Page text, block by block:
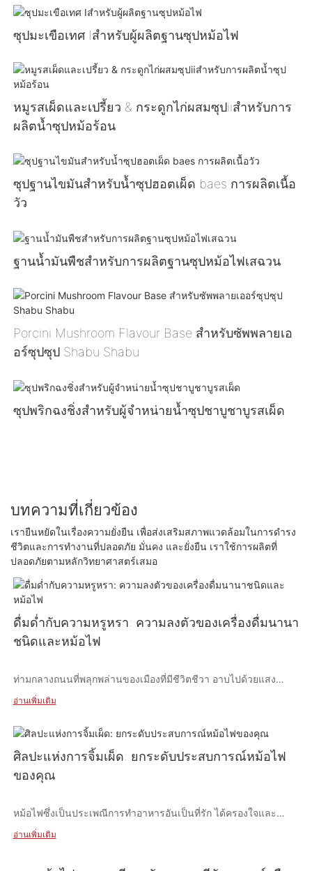
ซุปมะเขือเทศ Ⅰสำหรับผู้ผลิตฐานซุปหม้อไฟ
หมูรสเผ็ดและเปรี้ยว & กระดูกไก่ผสมซุปⅱสำหรับการ
ผลิตน้ำซุปหม้อร้อน
ซุปฐานไขมันสำหรับน้ำซุปฮอตเผ็ด baes การผลิตเนื้อ
วัว
ฐานน้ำมันพืชสำหรับการผลิตฐานซุปหม้อไฟเสฉวน
Porcini Mushroom Flavour Base สำหรับซัพพลายเอ
อร์ซุปซุป Shabu Shabu
ซุปพริกฉงชิ่งสำหรับผู้จำหน่ายน้ำซุปชาบูชาบูรสเผ็ด
บทความที่เกี่ยวข้อง
เรายืนหยัดในเรื่องความยั่งยืน เพื่อส่งเสริมสภาพแวดล้อมในการดำรง
ชีวิตและการทำงานที่ปลอดภัย มั่นคง และยั่งยืน เราใช้การผลิตที่
ปลอดภัยตามหลักวิทยาศาสตร์เสมอ
ดื่มด่ำกับความหรูหรา: ความลงตัวของเครื่องดื่มนานา
ชนิดและหม้อไฟ
ท่ามกลางถนนที่พลุกพล่านของเมืองที่มีชีวิตชีวา อาบไปด้วยแสง
นีออนและจังหวะของชีวิตในเมือง สวรรค์แห่งความรื่นรมย์ด้าน
อาหาร—ร้านอาหารหม้อไฟ ที่นี่ ฉันพบว่าตัวเองนั่งอยู่ที่โต๊ะแสน
ซุปร้อนๆ อย่างไรก็ตาม ขณะที่ฉันเริ่มต้นการเดินทางด้านอาหารนี้
ไม่ใช่แค่ส่วนผสมเผ็ดร้อนเท่านั้นที่ทำให้ฉันหลงใหล เสน่ห์ของเครื่อง
อ่านเพิ่มเติม
ศิลปะแห่งการจิ้มเผ็ด: ยกระดับประสบการณ์หม้อไฟ
ของคุณ
หม้อไฟซึ่งเป็นประเพณีการทำอาหารอันเป็นที่รัก ได้ครองใจและ
รสชาติของผู้ที่ชื่นชอบอาหารทั่วโลก ประสบการณ์การรับประทาน
อาหารร่วมกันนี้เป็นเรื่องเกี่ยวกับการเคี่ยววัตถุดิบสดใหม่ในน้ำซุปที่
อ่านเพิ่มเติม